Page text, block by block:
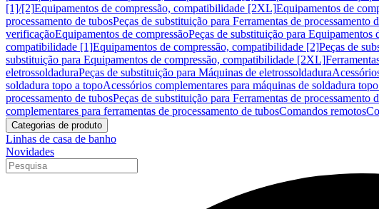
[1]/[2]Equipamentos de compressão, compatibilidade [2XL]Equipamentos de
processamento de tubosPeças de substituição para Ferramentas de processamento
verificaçãoEquipamentos de compressãoPeças de substituição para Equipamentos
compatibilidade [1]Equipamentos de compressão, compatibilidade [2]Peças de
substituição para Equipamentos de compressão, compatibilidade [2XL]
eletrossoldaduraPeças de substituição para Máquinas de eletrossoldadura
soldadura topo a topoAcessórios complementares para máquinas de soldadura
processamento de tubosPeças de substituição para Ferramentas de processamento
complementares para ferramentas de processamento de tubosComandos remotos
Categorias de produto
Linhas de casa de banho
Novidades